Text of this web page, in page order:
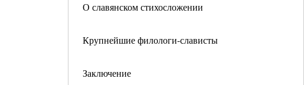
О славянском стихосложении
Крупнейшие филологи-слависты
Заключение